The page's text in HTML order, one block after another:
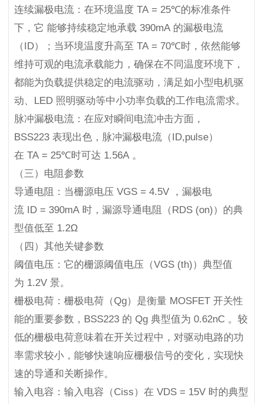
连续漏极电流：在环境温度 TA = 25℃的标准条件
下，它 能够持续稳定地承载 390mA 的漏极电流
（ID）；当环境温度升高至 TA = 70℃时，依然能够
维持可观的电流承载能力，确保在不同温度环境下，
都能为负载提供稳定的电流驱动，满足如小型电机驱
动、LED 照明驱动等中小功率负载的工作电流需求。
脉冲漏极电流：在应对瞬间电流冲击方面，
BSS223 表现出色，脉冲漏极电流（ID,pulse）
在 TA = 25℃时可达 1.56A 。
（三）电阻参数
导通电阻：当栅源电压 VGS = 4.5V ，漏极电
流 ID = 390mA 时，漏源导通电阻（RDS (on)）的典
型值低至 1.2Ω
（四）其他关键参数
阈值电压：它的栅源阈值电压（VGS (th)）典型值
为 1.2V 景。
栅极电荷：栅极电荷（Qg）是衡量 MOSFET 开关性
能的重要参数，BSS223 的 Qg 典型值为 0.62nC 。较
低的栅极电荷意味着在开关过程中，对驱动电路的功
率需求较小，能够快速响应栅极信号的变化，实现快
速的导通和关断操作。
输入电容：输入电容（Ciss）在 VDS = 15V 时的典型